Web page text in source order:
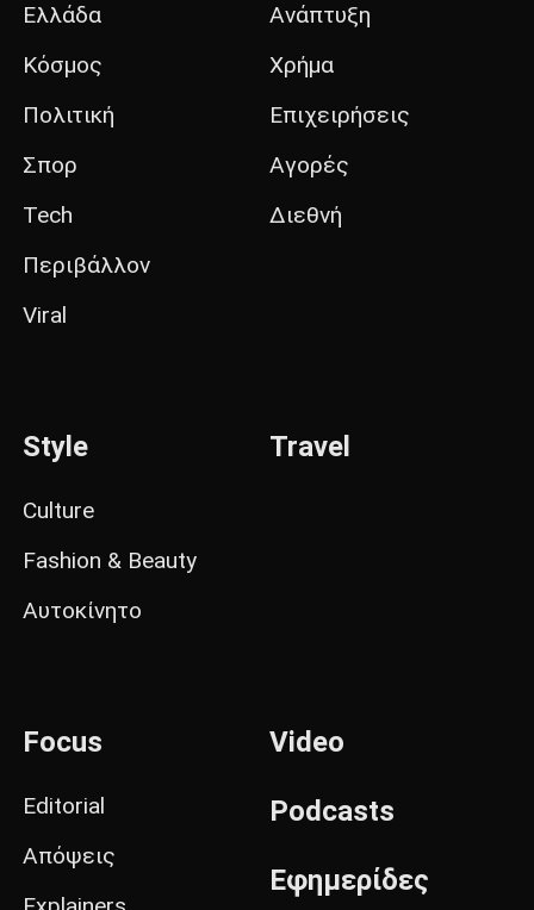
Ελλάδα
Κόσμος
Πολιτική
Σπορ
Tech
Περιβάλλον
Viral
Ανάπτυξη
Χρήμα
Επιχειρήσεις
Αγορές
Διεθνή
Style
Culture
Fashion & Beauty
Αυτοκίνητο
Travel
Focus
Editorial
Απόψεις
Video
Podcasts
Εφημερίδες